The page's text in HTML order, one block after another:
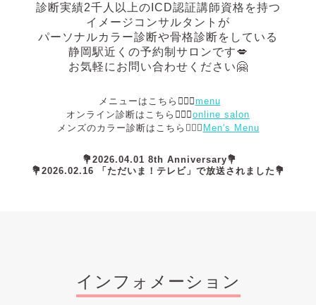
診断実績2千人以上の ICD認証講師資格を持つ
イメージコンサルタントが
パーソナルカラー診断や骨格診断をしている
静岡駅近くの予約制サロンです💋
お気軽にお問い合わせください🤗
メニューはこちら💁🏻‍♀️ menu
オンライン診断はこちら💁🏻‍♀️ online salon
メンズのカラー診断はこちら💁🏻‍♂️ Men's Menu
💐2026.04.01 8th Anniversary💐
💐2026.02.16 「ただいま！テレビ」で放送されました💐
インフォメーション